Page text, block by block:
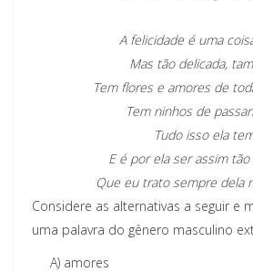
A felicidade é uma
Mas tão delicada,
Tem flores e amores de
Tem ninhos de
Tudo isso ela
E é por ela ser assim tão
Que eu trato sempre dela
Considere as alternativas a seguir e
uma palavra do gênero masculino
A) amores